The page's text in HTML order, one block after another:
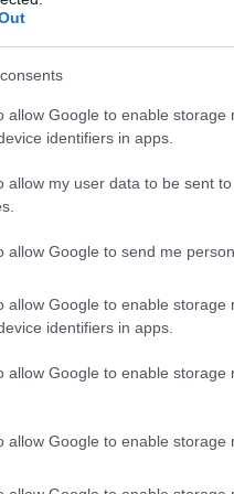
allow Google to enable
identifiers in apps.
allow my user data to be sent
allow Google to send me
allow Google to enable
identifiers in apps.
allow Google to enable
allow Google to enable storage
του Σωτήρος
για διασκέδαση;
με 40χρονο άνδρα
News
Εύβοια